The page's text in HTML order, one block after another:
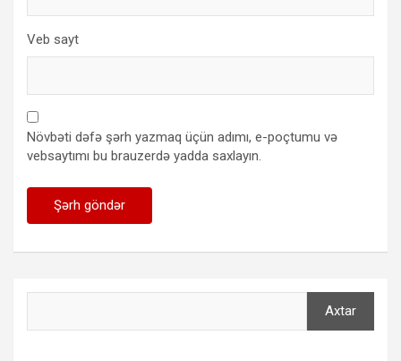
Veb sayt
Növbəti dəfə şərh yazmaq üçün adımı, e-poçtumu və
vebsaytımı bu brauzerdə yadda saxlayın.
Axtar